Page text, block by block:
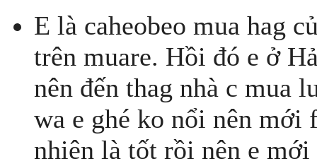
E là caheobeo mua hag
trên muare. Hồi đó e ở
nên đến thag nhà c mua
wa e ghé ko nổi nên mới
nhiên là tốt rồi nên e